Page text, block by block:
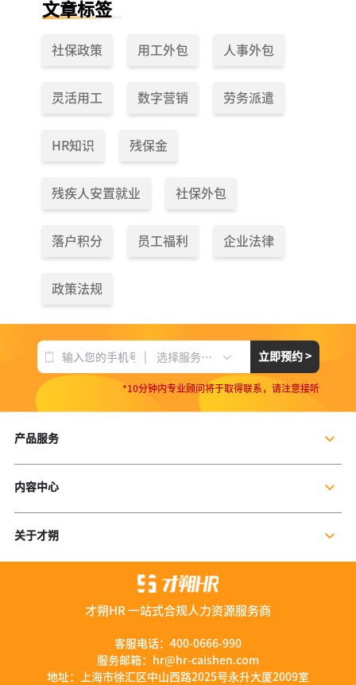
文章标签
社保政策 用工外包 人事外包
灵活用工 数字营销 劳务派遣
HR知识 残保金
残疾人安置就业 社保外包
落户积分 员工福利 企业法律
政策法规
选择服务项目 立即预约 >
*10分钟内专业顾问将于取得联系，请注意接听
产品服务
企业社保服务
个人社保服务
残保金规划
内容中心
公司新闻
行业干货
关于才朔
公司介绍
才朔HR 一站式合规人力资源服务商
客服电话： 400-0666-990
服务邮箱：
hr@hr-caishen.com
地址：上海市徐汇区中山西路2025号永升大厦2009室